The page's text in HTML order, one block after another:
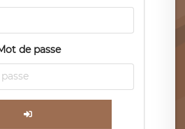
de passe